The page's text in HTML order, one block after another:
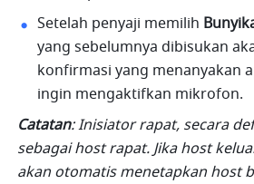
Setelah penyaji memilih
yang sebelumnya dibisukan
konfirmasi yang menanyakan
ingin mengaktifkan mikrofon.
Catatan: Inisiator rapat, secara
sebagai host rapat. Jika host
akan otomatis menetapkan host